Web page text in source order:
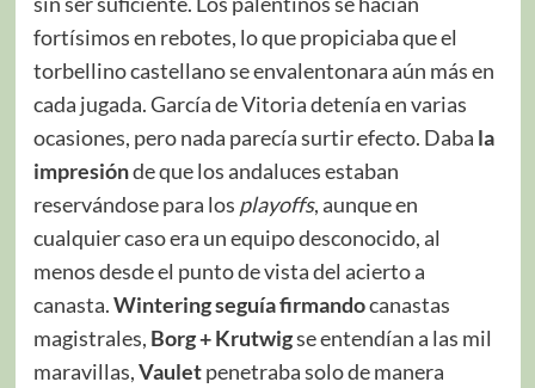
fortísimos en rebotes, lo que propiciaba que el
torbellino castellano se envalentonara aún más en
cada jugada. García de Vitoria detenía en varias
ocasiones, pero nada parecía surtir efecto. Daba la
impresiónde que los andaluces estaban
reservándose para los playoffs, aunque en
cualquier caso era un equipo desconocido, al
menos desde el punto de vista del acierto a
canasta.Wintering seguía firmandocanastas
magistrales, Borg + Krutwigse entendían a las mil
maravillas,Vauletpenetraba solo de manera